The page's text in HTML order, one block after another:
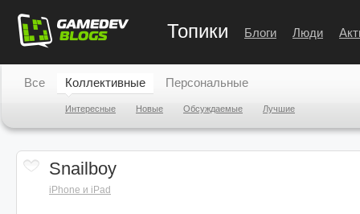
Топики Блоги Люди
Все Коллективные
Интересные Новые Обсуждаемые Лучшие
Персональные
Snailboy
iPhone и iPad